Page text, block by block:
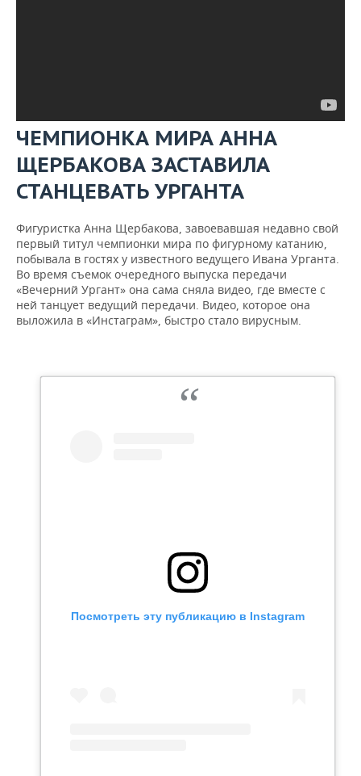
ЧЕМПИОНКА МИРА АННА
ЩЕРБАКОВА ЗАСТАВИЛА
СТАНЦЕВАТЬ УРГАНТА
Фигуристка Анна Щербакова, завоевавшая недавно свой
первый титул чемпионки мира по фигурному катанию,
побывала в гостях у известного ведущего Ивана Урганта.
Во время съемок очередного выпуска передачи
«Вечерний Ургант» она сама сняла видео, где вместе с
ней танцует ведущий передачи. Видео, которое она
выложила в «Инстаграм», быстро стало вирусным.
Посмотреть эту публикацию в Instagram